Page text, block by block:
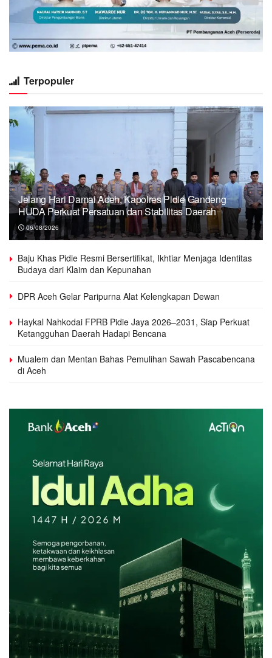
Terpopuler
Jelang Hari Damai Aceh, Kapolres Pidie Gandeng
HUDA Perkuat Persatuan dan Stabilitas Daerah
06/08/2026
Baju Khas Pidie Resmi Bersertifikat, Ikhtiar Menjaga Identitas
Budaya dari Klaim dan Kepunahan
DPR Aceh Gelar Paripurna Alat Kelengkapan Dewan
Haykal Nahkodai FPRB Pidie Jaya 2026–2031, Siap Perkuat
Ketangguhan Daerah Hadapi Bencana
Mualem dan Mentan Bahas Pemulihan Sawah Pascabencana
di Aceh